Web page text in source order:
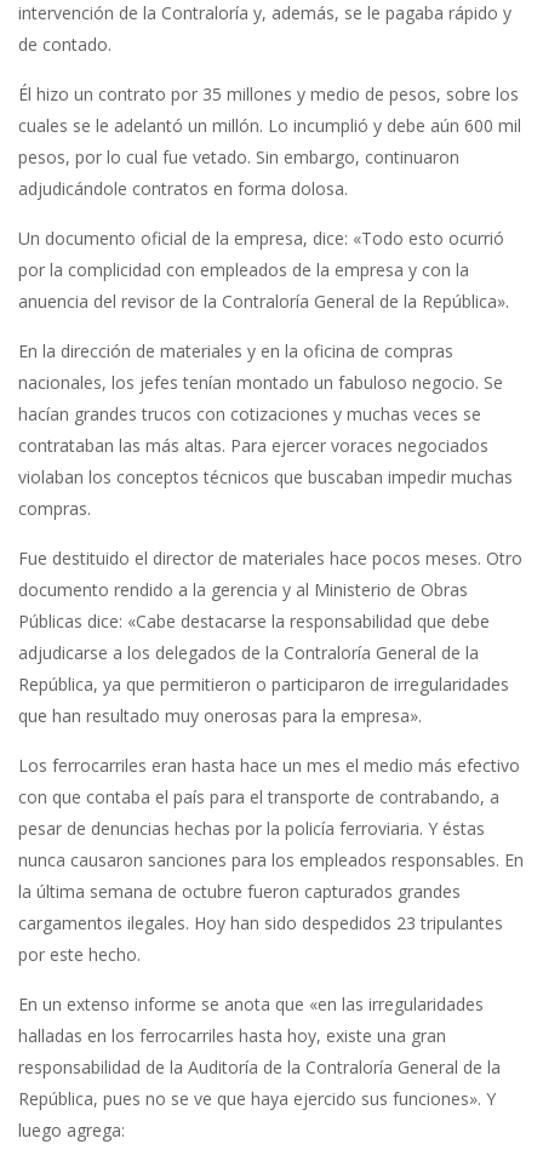
intervención de la Contraloría y, además, se le pagaba rápido y
de contado.
Él hizo un contrato por 35 millones y medio de pesos, sobre los
cuales se le adelantó un millón. Lo incumplió y debe aún 600 mil
pesos, por lo cual fue vetado. Sin embargo, continuaron
adjudicándole contratos en forma dolosa.
Un documento oficial de la empresa, dice: «Todo esto ocurrió
por la complicidad con empleados de la empresa y con la
anuencia del revisor de la Contraloría General de la República».
En la dirección de materiales y en la oficina de compras
nacionales, los jefes tenían montado un fabuloso negocio. Se
hacían grandes trucos con cotizaciones y muchas veces se
contrataban las más altas. Para ejercer voraces negociados
violaban los conceptos técnicos que buscaban impedir muchas
compras.
Fue destituido el director de materiales hace pocos meses. Otro
documento rendido a la gerencia y al Ministerio de Obras
Públicas dice: «Cabe destacarse la responsabilidad que debe
adjudicarse a los delegados de la Contraloría General de la
República, ya que permitieron o participaron de irregularidades
que han resultado muy onerosas para la empresa».
Los ferrocarriles eran hasta hace un mes el medio más efectivo
con que contaba el país para el transporte de contrabando, a
pesar de denuncias hechas por la policía ferroviaria. Y éstas
nunca causaron sanciones para los empleados responsables. En
la última semana de octubre fueron capturados grandes
cargamentos ilegales. Hoy han sido despedidos 23 tripulantes
por este hecho.
En un extenso informe se anota que «en las irregularidades
halladas en los ferrocarriles hasta hoy, existe una gran
responsabilidad de la Auditoría de la Contraloría General de la
República, pues no se ve que haya ejercido sus funciones». Y
luego agrega: